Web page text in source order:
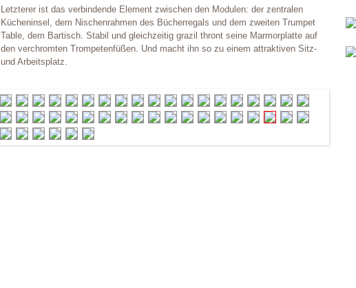
Letzterer ist das verbindende Element zwischen den Modulen: der zentralen
Kücheninsel, dem Nischenrahmen des Bücherregals und dem zweiten Trumpet
Table, dem Bartisch. Stabil und gleichzeitig grazil thront seine Marmorplatte auf
den verchromten Trompetenfüßen. Und macht ihn so zu einem attraktiven Sitz-
und Arbeitsplatz.